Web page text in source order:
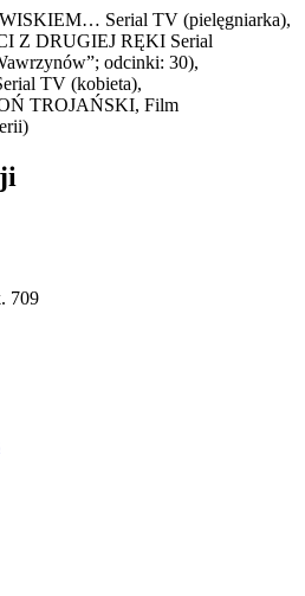
Serial TV (pielęgniarka),
Z DRUGIEJ RĘKI Serial
odcinki: 30),
TV (kobieta),
TROJAŃSKI, Film
709